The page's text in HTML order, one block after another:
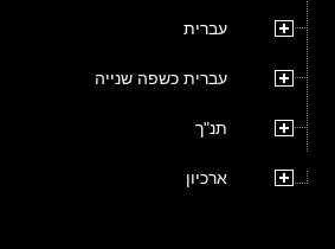
עברית
עברית כשפה שנייה
תנ"ך
ארכיון